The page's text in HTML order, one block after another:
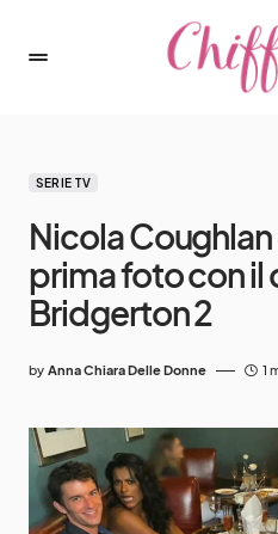
SERIE TV
Nicola
prima foto con il
Bridgerton 2
by Anna Chiara Delle Donne 1